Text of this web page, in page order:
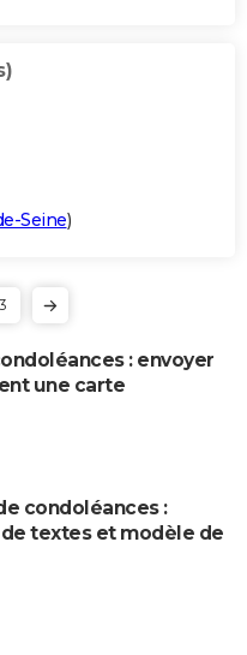
Seine)
3
: envoyer
une carte
condoléances :
textes et modèle de